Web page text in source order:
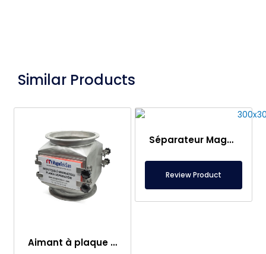
Similar Products
Aimant à plaque de type tiroir DN400, logé
Séparateur Magnétique à Boîtier à Double Plaque 300×300 mm – Entrée/Sortie
Review Product